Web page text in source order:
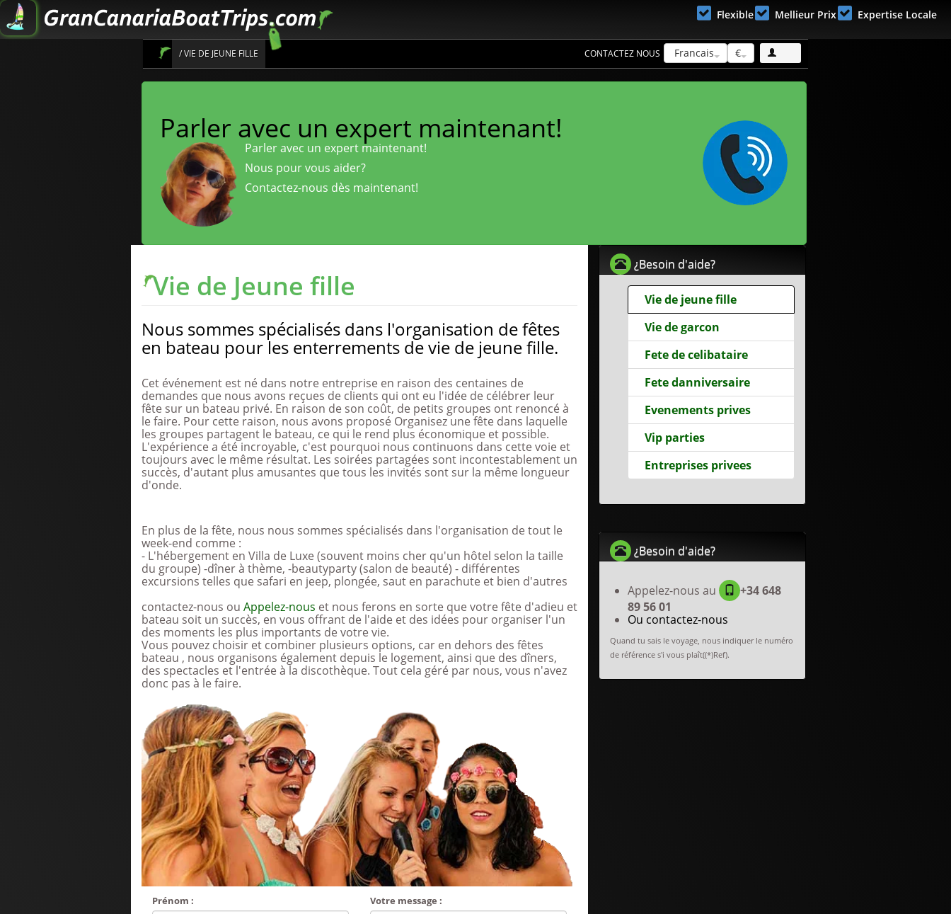
Flexible Mellieur Prix Expertise Locale
/ VIE DE JEUNE FILLE CONTACTEZ NOUS Francais €
Parler avec un expert maintenant!
Parler avec un expert maintenant!
Nous pour vous aider?
Contactez-nous dès maintenant!
Vie de Jeune fille
Nous sommes spécialisés dans l'organisation de fêtes
en bateau pour les enterrements de vie de jeune fille.
Cet événement est né dans notre entreprise en raison des centaines de
demandes que nous avons reçues de clients qui ont eu l'idée de célébrer leur
fête sur un bateau privé. En raison de son coût, de petits groupes ont renoncé à
le faire. Pour cette raison, nous avons proposé Organisez une fête dans laquelle
les groupes partagent le bateau, ce qui le rend plus économique et possible.
L'expérience a été incroyable, c'est pourquoi nous continuons dans cette voie et
toujours avec le même résultat. Les soirées partagées sont incontestablement un
succès, d'autant plus amusantes que tous les invités sont sur la même longueur
d'onde.
En plus de la fête, nous nous sommes spécialisés dans l'organisation de tout le
week-end comme :
- L'hébergement en Villa de Luxe (souvent moins cher qu'un hôtel selon la taille
du groupe) -dîner à thème, -beautyparty (salon de beauté) - différentes
excursions telles que safari en jeep, plongée, saut en parachute et bien d'autres
contactez-nous ou Appelez-nous et nous ferons en sorte que votre fête d'adieu et
bateau soit un succès, en vous offrant de l'aide et des idées pour organiser l'un
des moments les plus importants de votre vie.
Vous pouvez choisir et combiner plusieurs options, car en dehors des fêtes
bateau , nous organisons également depuis le logement, ainsi que des dîners,
des spectacles et l'entrée à la discothèque. Tout cela géré par nous, vous n'avez
donc pas à le faire.
Prénom : Votre message :
¿Besoin d'aide?
Vie de jeune fille
Vie de garcon
Fete de celibataire
Fete danniversaire
Evenements prives
Vip parties
Entreprises privees
¿Besoin d'aide?
Appelez-nous au
+34 648
89 56 01
Ou contactez-nous
Quand tu sais le voyage, nous indiquer le numéro
de référence s'i vous plaît((*)Ref).